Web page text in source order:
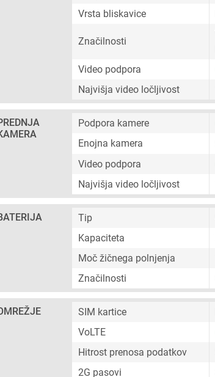
Vrsta bliskavice
Značilnosti
Video podpora
Najvišja video ločljivost
Podpora kamere
Enojna kamera
Video podpora
Najvišja video ločljivost
Tip
Kapaciteta
Moč žičnega polnjenja
Značilnosti
SIM kartice
VoLTE
Hitrost prenosa podatkov
2G pasovi